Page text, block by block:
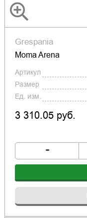
Grespania
Moma Arena
Артикул
Размер
Ед. изм.
3 310.05 руб.
-